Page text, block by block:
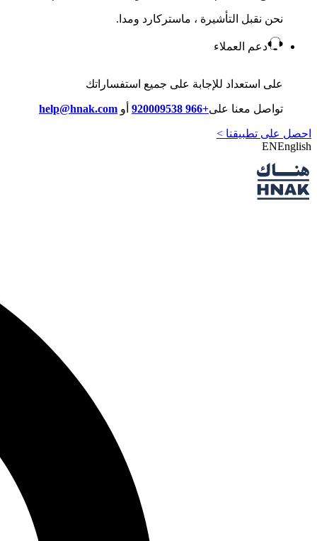
نحن نقبل التأشيرة ، ماستركارد ومدا.
دعم العملاء
على استعداد للإجابة على جميع استفساراتك
تواصل معنا على+966 920009538 أو help@hnak.com
احصل على تطبيقنا >
ENEnglish